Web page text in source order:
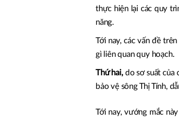
thực hiện lại các quy
năng.
Tới nay, các vấn đề
gì liên quan quy hoạch.
Thứ hai, do sơ suất của
bảo vệ sông Thị Tính,
Tới nay, vướng mắc